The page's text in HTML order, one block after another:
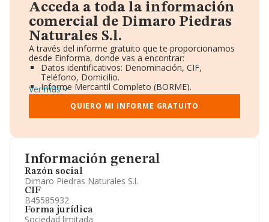
Información general
Razón social
Dimaro Piedras Naturales S.l.
CIF
B45585932
Forma jurídica
Sociedad limitada
Acceda a toda la información
comercial de Dimaro Piedras
Naturales S.l.
A través del informe gratuito que te proporcionamos
desde Einforma, donde vas a encontrar:
Datos identificativos: Denominación, CIF,
Teléfono, Domicilio.
Informe Mercantil Completo (BORME).
Gráficos de Evolución Ventas y Empleados.
Consejo de Administración y Administradores.
Directivos y Ejecutivos.
Información oficial y registral complementaria.
Ver más
QUIERO MI INFORME GRATUITO